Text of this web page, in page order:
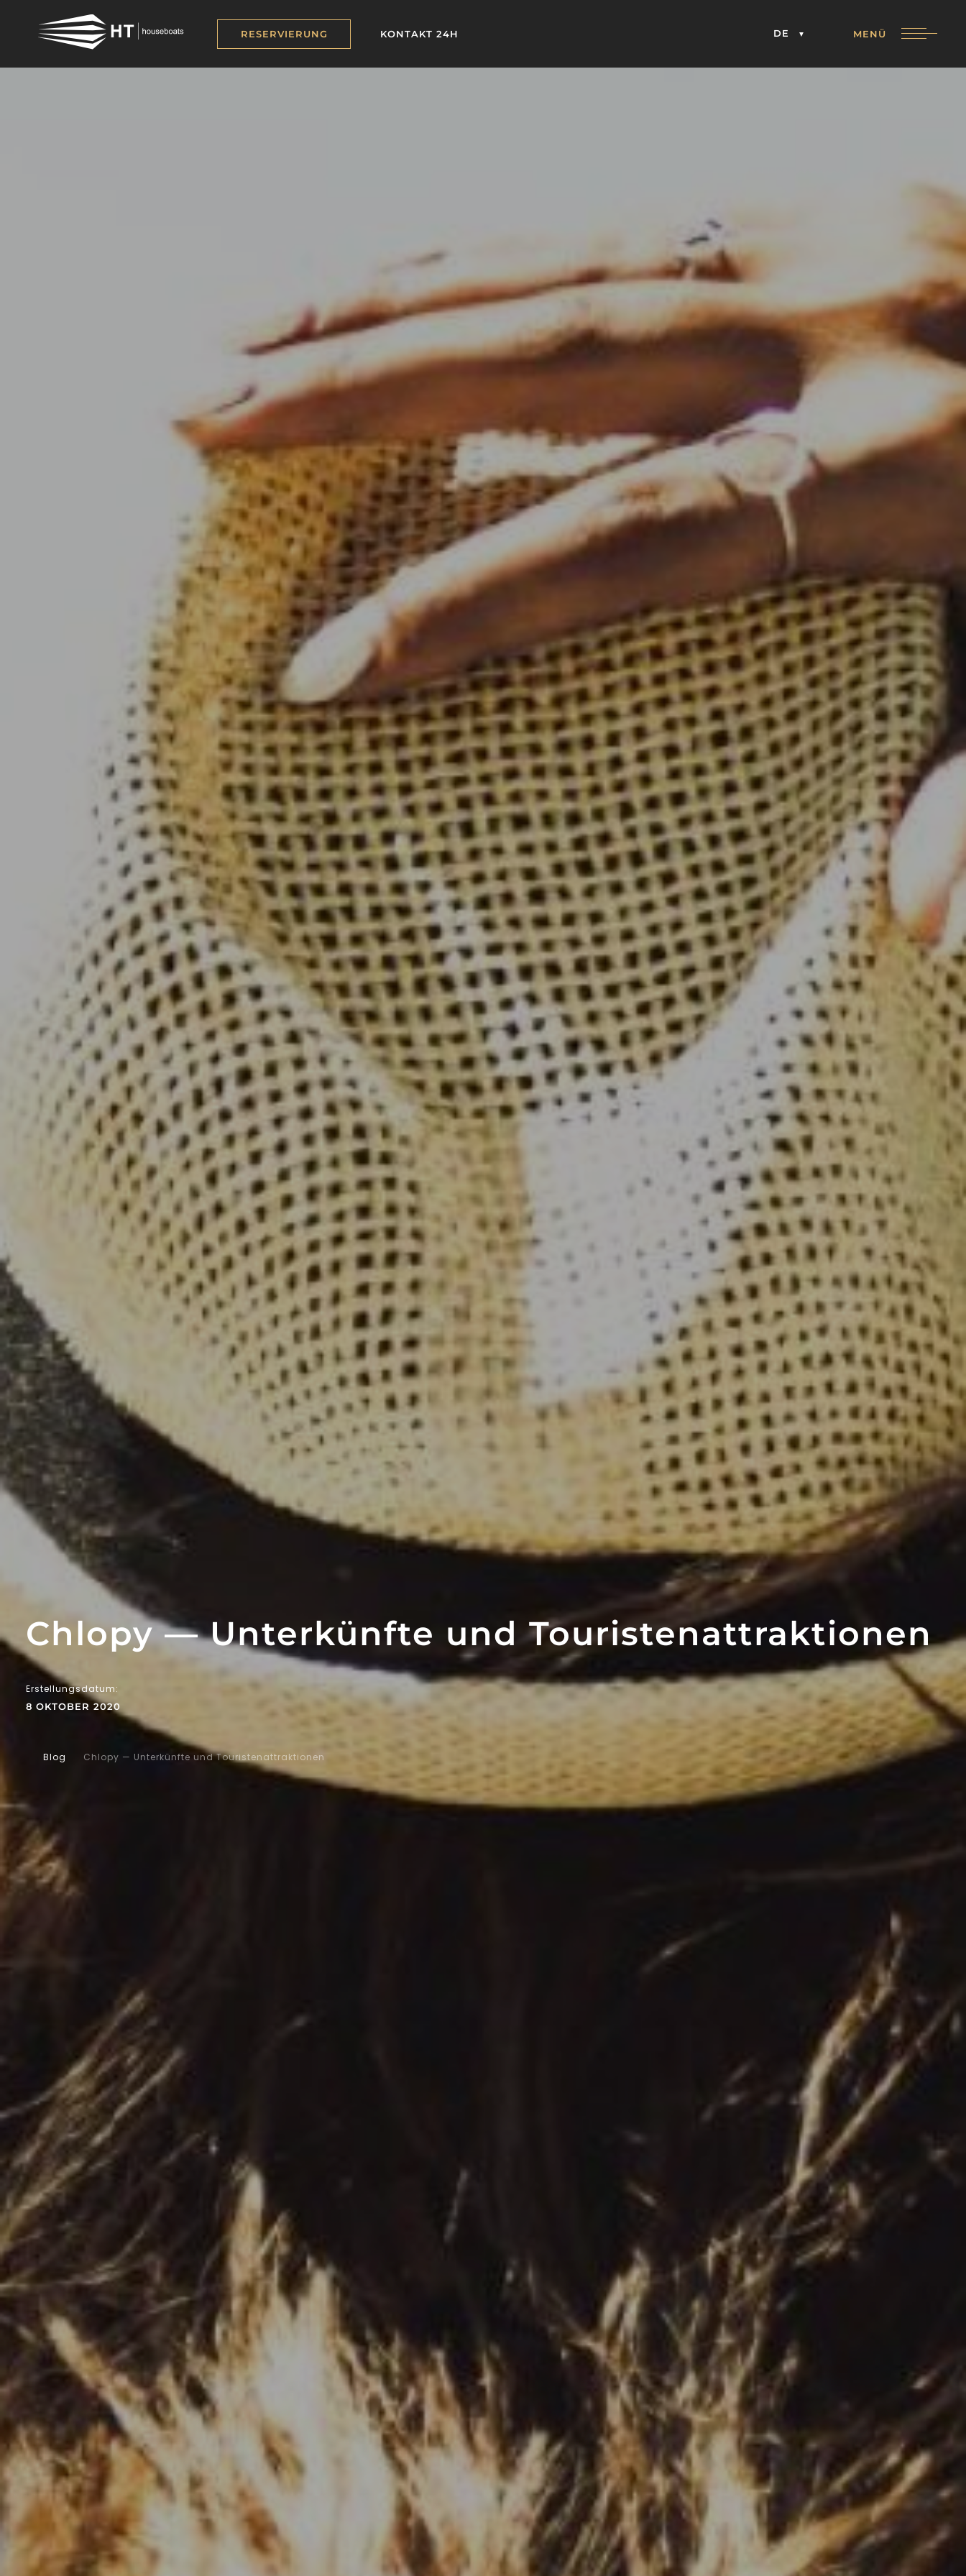
RESERVIERUNG KONTAKT 24H DE MENÜ
LODGES CATERING WOW-EFFEKT ATTRAKTIONEN
Chlopy — Unterkünfte und Touristenattraktionen
8 OKTOBER 2020
Erstellungsdatum:
Blog Chlopy — Unterkünfte und Touristenattraktionen